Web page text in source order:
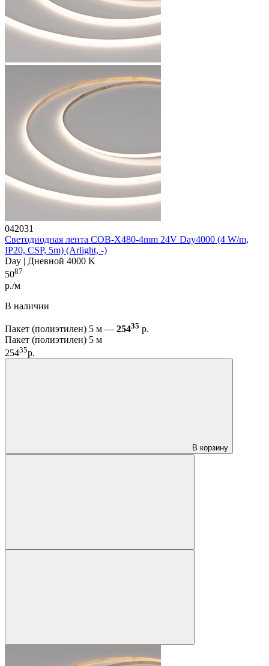
042031
Светодиодная лента COB-X480-4mm 24V Day4000 (4 W/m,
IP20, CSP, 5m) (Arlight, -)
Day | Дневной 4000 K
5087
р./м
В наличии
Пакет (полиэтилен) 5 м — 25435 р.
Пакет (полиэтилен) 5 м
25435р.
В корзину